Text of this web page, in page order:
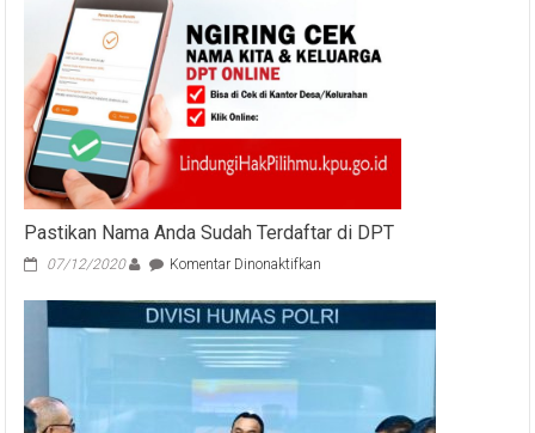
Pastikan Nama Anda Sudah Terdaftar di DPT
07/12/2020 Komentar Dinonaktifkan
Nama
Anda